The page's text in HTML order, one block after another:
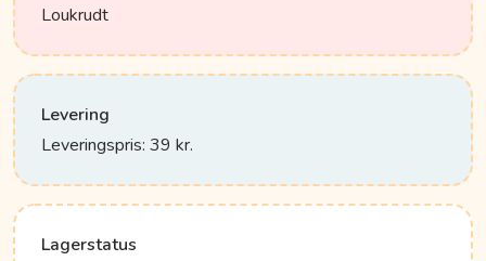
Loukrudt
Levering
Leveringspris: 39 kr.
Lagerstatus